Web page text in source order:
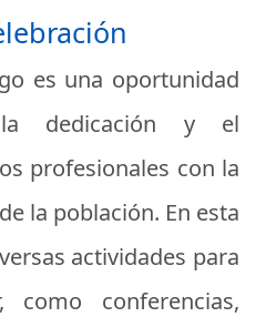
es una oportunidad
dedicación y el
profesionales con la
la población. En esta
actividades para
como conferencias,